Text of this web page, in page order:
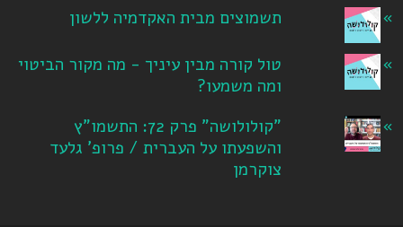
תשמוצים מבית האקדמיה ללשון
טול קורה מבין עיניך - מה מקור הביטוי
ומה משמעו?
"קולולושה" פרק 72: התשמו"ץ
והשפעתו על העברית / פרופ' גלעד
צוקרמן